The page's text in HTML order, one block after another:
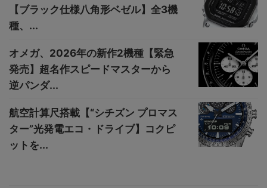
【ブラック仕様八角形ベゼル】全3機
種、...
オメガ、2026年の新作2機種【緊急
発売】超名作スピードマスターから
逆パンダ...
航空計算尺搭載【“シチズン プロマス
ター”光発電エコ・ドライブ】コクピ
ットを...